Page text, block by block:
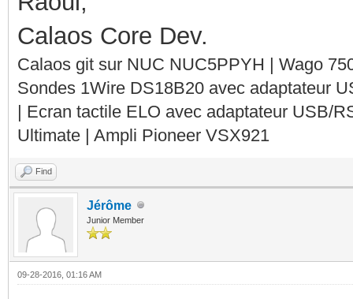
Calaos Core Dev.
Calaos git sur NUC NUC5PPYH | Wago
Sondes 1Wire DS18B20 avec adaptateur
| Ecran tactile ELO avec adaptateur USB/
Ultimate | Ampli Pioneer VSX921
Find
Jérôme
Junior Member
09-28-2016, 01:16 AM